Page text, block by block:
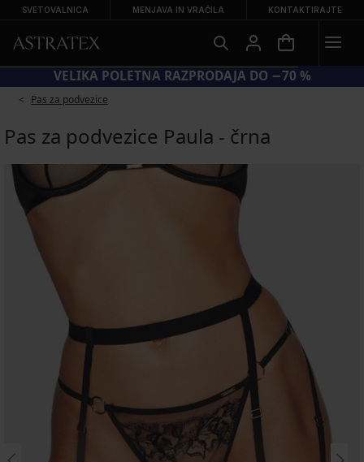
SVETOVALNICA MENJAVA IN VRAČILA KONTAKTIRAJTE
VELIKA POLETNA RAZPRODAJA DO −70 %
Pas za podvezice
Pas za podvezice Paula - črna